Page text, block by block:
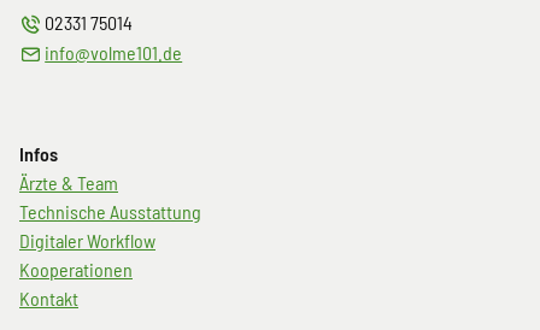
02331 75014
info@volme101.de
Infos
Navigation
überspringen
Ärzte & Team
Technische Ausstattung
Digitaler Workflow
Kooperationen
Kontakt